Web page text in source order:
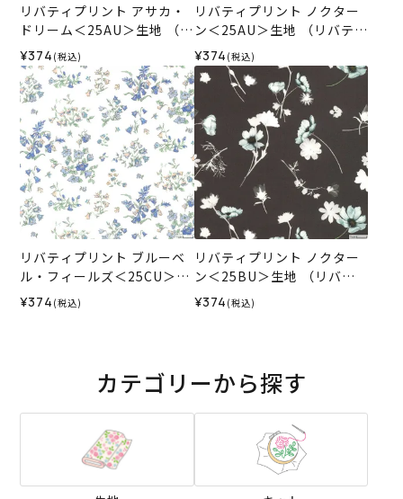
リバティプリント アサカ・
ドリーム＜25AU＞生地 （リ
バティ・ファブリックス）2
025AW
¥374 (税込)
リバティプリント ノクター
ン＜25AU＞生地 （リバテ
ィ・ファブリックス）2025
AW
¥374 (税込)
リバティプリント ブルーベ
ル・フィールズ＜25CU＞生
地 （リバティ・ファブリッ
クス）2025AW
¥374 (税込)
リバティプリント ノクター
ン＜25BU＞生地 （リバテ
ィ・ファブリックス）2025
¥374 (税込)
カテゴリーから探す